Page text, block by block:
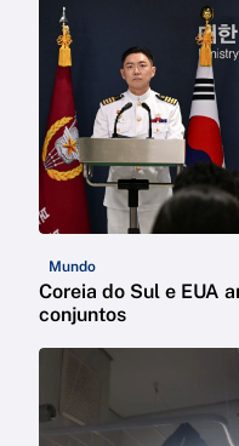
Mundo
Coreia do Sul e EUA
conjuntos